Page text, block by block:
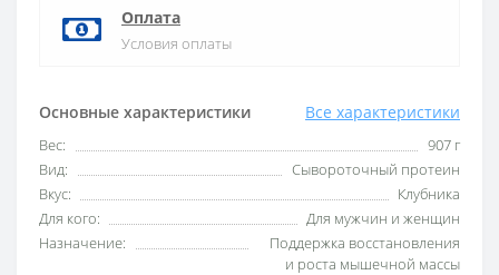
Основные характеристики Все характеристики
Вес:
907 г
Вид:
Сывороточный протеин
Вкус:
Клубника
Для кого:
Для мужчин и женщин
Назначение:
Поддержка восстановления
и роста мышечной массы
Оплата
Условия оплаты